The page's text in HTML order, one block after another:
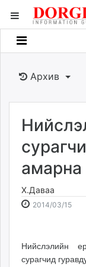
Мэдээллийн
Банк санхүү
Бизнес ААН
Төрийн
dorgio.mn
Gogo.mn
caak.mn
Baabar.mn
tovch.mn
Архив
амарна
Х.Даваа
2014/03/15
Нийслэлийн
сурагчид